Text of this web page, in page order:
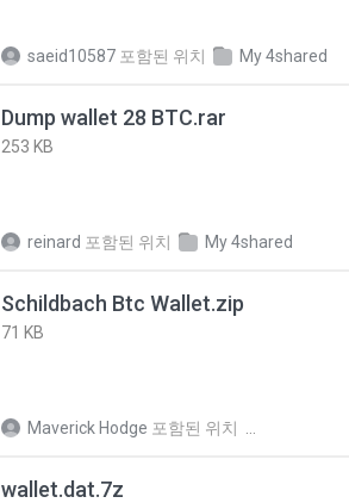
saeid10587 포함된 위치 My 4shared
Dump wallet 28 BTC.rar
253 KB
reinard 포함된 위치 My 4shared
Schildbach Btc Wallet.zip
71 KB
Maverick Hodge 포함된 위치
wallet.dat.7z